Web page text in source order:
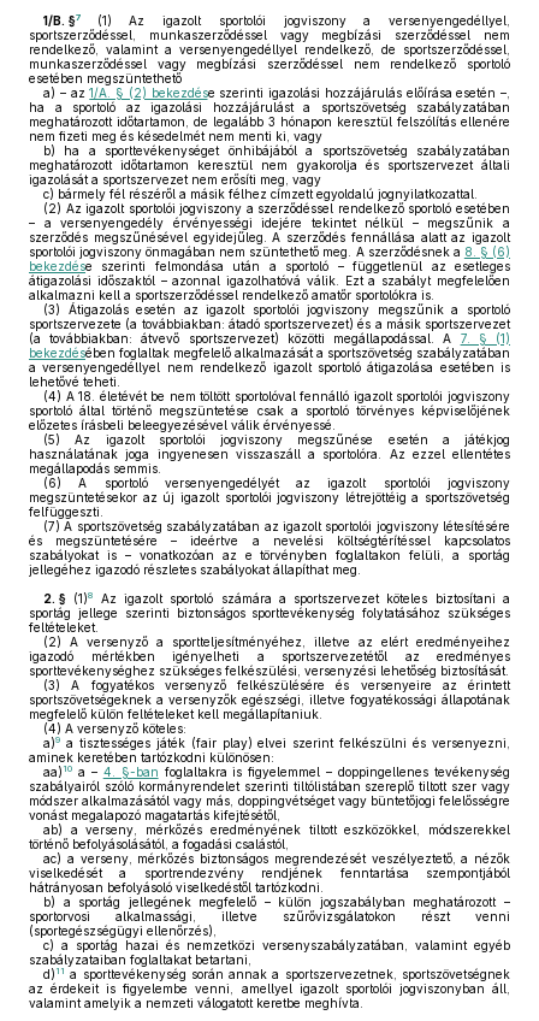
1/B. §7 (1) Az igazolt sportolói jogviszony a versenyengedéllyel,
sportszerződéssel, munkaszerződéssel vagy megbízási szerződéssel nem
rendelkező, valamint a versenyengedéllyel rendelkező, de sportszerződéssel,
munkaszerződéssel vagy megbízási szerződéssel nem rendelkező sportoló
esetében megszüntethető
a) – az1/A. § (2) bekezdése szerinti igazolási hozzájárulás előírása esetén –,
ha a sportoló az igazolási hozzájárulást a sportszövetség szabályzatában
meghatározott időtartamon, de legalább 3 hónapon keresztül felszólítás ellenére
nem fizeti meg és késedelmét nem menti ki, vagy
b) ha a sporttevékenységet önhibájából a sportszövetség szabályzatában
meghatározott időtartamon keresztül nem gyakorolja és sportszervezet általi
igazolását a sportszervezet nem erősíti meg, vagy
c) bármely fél részéről a másik félhez címzett egyoldalú jognyilatkozattal.
(2) Az igazolt sportolói jogviszony a szerződéssel rendelkező sportoló esetében
– a versenyengedély érvényességi idejére tekintet nélkül – megszűnik a
szerződés megszűnésével egyidejűleg. A szerződés fennállása alatt az igazolt
sportolói jogviszony önmagában nem szüntethető meg. A szerződésnek a 8. § (6)
bekezdése szerinti felmondása után a sportoló – függetlenül az esetleges
átigazolási időszaktól – azonnal igazolhatóvá válik. Ezt a szabályt megfelelően
alkalmazni kell a sportszerződéssel rendelkező amatőr sportolókra is.
(3) Átigazolás esetén az igazolt sportolói jogviszony megszűnik a sportoló
sportszervezete (a továbbiakban: átadó sportszervezet) és a másik sportszervezet
(a továbbiakban: átvevő sportszervezet) közötti megállapodással. A 7. § (1)
bekezdésében foglaltak megfelelő alkalmazását a sportszövetség szabályzatában
a versenyengedéllyel nem rendelkező igazolt sportoló átigazolása esetében is
lehetővé teheti.
(4) A 18. életévét be nem töltött sportolóval fennálló igazolt sportolói jogviszony
sportoló által történő megszüntetése csak a sportoló törvényes képviselőjének
előzetes írásbeli beleegyezésével válik érvényessé.
(5) Az igazolt sportolói jogviszony megszűnése esetén a játékjog
használatának joga ingyenesen visszaszáll a sportolóra. Az ezzel ellentétes
megállapodás semmis.
(6) A sportoló versenyengedélyét az igazolt sportolói jogviszony
megszüntetésekor az új igazolt sportolói jogviszony létrejöttéig a sportszövetség
felfüggeszti.
(7) A sportszövetség szabályzatában az igazolt sportolói jogviszony létesítésére
és megszüntetésére – ideértve a nevelési költségtérítéssel kapcsolatos
szabályokat is – vonatkozóan az e törvényben foglaltakon felüli, a sportág
jellegéhez igazodó részletes szabályokat állapíthat meg.
2. § (1)8
Az igazolt sportoló számára a sportszervezet köteles biztosítani a
sportág jellege szerinti biztonságos sporttevékenység folytatásához szükséges
feltételeket.
(2) A versenyző a sportteljesítményéhez, illetve az elért eredményeihez
igazodó mértékben igényelheti a sportszervezetétől az eredményes
sporttevékenységhez szükséges felkészülési, versenyzési lehetőség biztosítását.
(3) A fogyatékos versenyző felkészülésére és versenyeire az érintett
sportszövetségeknek a versenyzők egészségi, illetve fogyatékossági állapotának
megfelelő külön feltételeket kell megállapítaniuk.
(4) A versenyző köteles:
a)9 a tisztességes játék (fair play) elvei szerint felkészülni és versenyezni,
aminek keretében tartózkodni különösen:
aa) 10 a – 4. §-ban foglaltakra is figyelemmel – doppingellenes tevékenység
szabályairól szóló kormányrendelet szerinti tiltólistában szereplő tiltott szer vagy
módszer alkalmazásától vagy más, doppingvétséget vagy büntetőjogi felelősségre
vonást megalapozó magatartás kifejtésétől,
ab) a verseny, mérkőzés eredményének tiltott eszközökkel, módszerekkel
történő befolyásolásától, a fogadási csalástól,
ac) a verseny, mérkőzés biztonságos megrendezését veszélyeztető, a nézők
viselkedését a sportrendezvény rendjének fenntartása szempontjából
hátrányosan befolyásoló viselkedéstől tartózkodni.
b) a sportág jellegének megfelelő – külön jogszabályban meghatározott –
sportorvosi alkalmassági, illetve szűrővizsgálatokon részt venni
(sportegészségügyi ellenőrzés),
c) a sportág hazai és nemzetközi versenyszabályzatában, valamint egyéb
szabályzataiban foglaltakat betartani,
d) 11 a sporttevékenység során annak a sportszervezetnek, sportszövetségnek
az érdekeit is figyelembe venni, amellyel igazolt sportolói jogviszonyban áll,
valamint amelyik a nemzeti válogatott keretbe meghívta.